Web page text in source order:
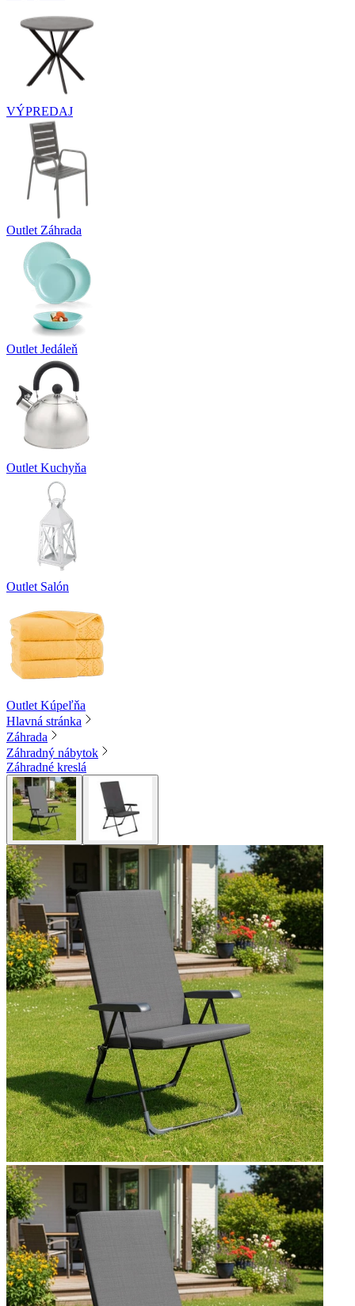
VÝPREDAJ
Outlet Záhrada
Outlet Jedáleň
Outlet Kuchyňa
Outlet Salón
Outlet Kúpeľňa
Hlavná stránka
Záhrada
Záhradný nábytok
Záhradné kreslá